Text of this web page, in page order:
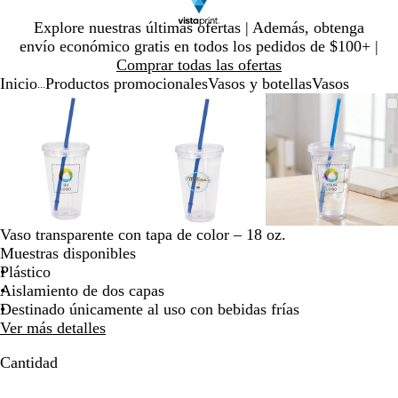
Explore nuestras últimas ofertas | Además, obtenga
envío económico gratis en todos los pedidos de $100+ |
Comprar todas las ofertas
Diapositiva
1
Inicio Productos promocionalesVasos y botellasVasos
Imagen
ampliable
con
zoom
Ampliado
al
mínimo
Haga
clic
para
expandir
Use
la
tecla
de
más
(+)
y
menos
(-)
acercar/alejar
con
zoom
Imagen
ampliable
con
zoom
Ampliado
al
mínimo
Haga
clic
para
expandir
Use
la
tecla
de
más
(+)
y
menos
con
Imagen
ampliable
con
zoom
Ampliado
al
mínimo
Haga
clic
para
expandir
Use
la
tecla
de
más
(+)
y
Diapositiva
Vaso transparente con tapa de color – 18 oz.
Muestras disponibles
Plástico
Aislamiento de dos capas
Destinado únicamente al uso con bebidas frías
Ver más detalles
Cantidad